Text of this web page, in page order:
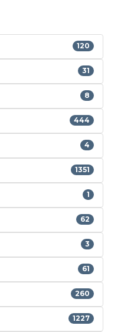
120
31
8
444
4
1351
1
62
3
61
260
1227